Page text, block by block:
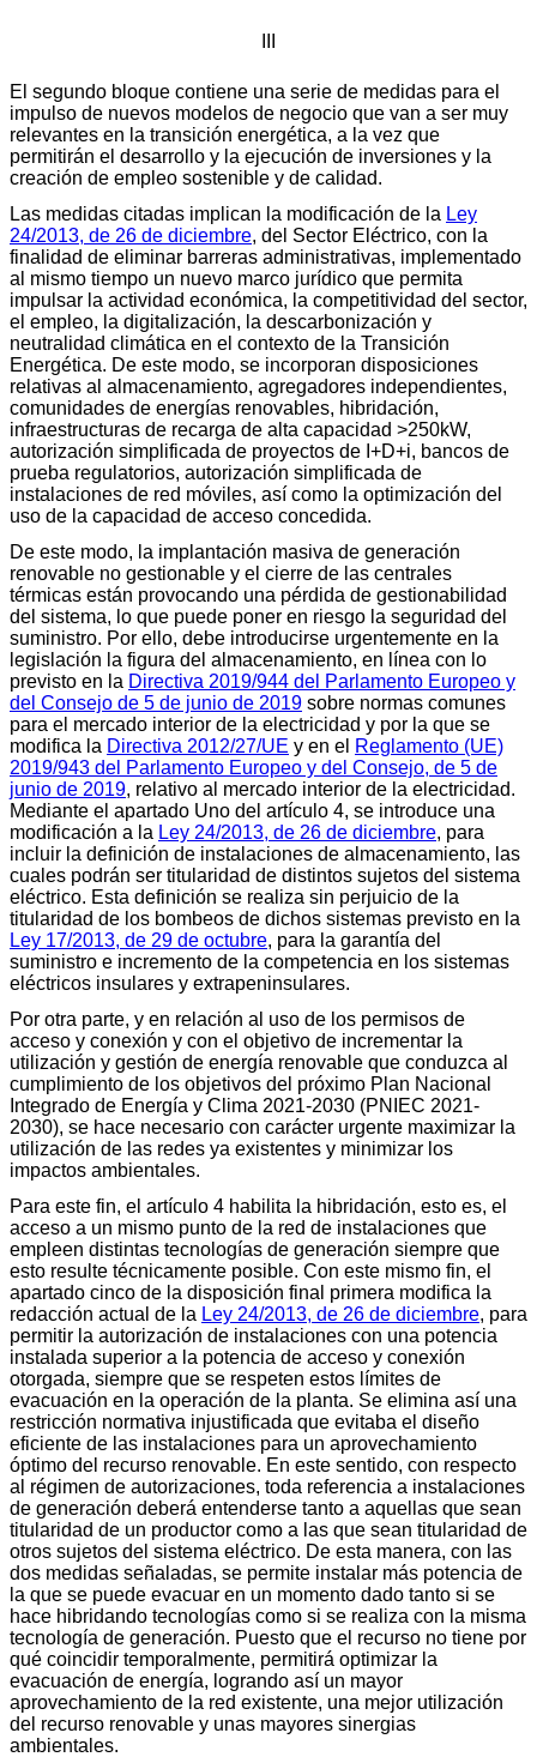
El segundo bloque contiene una serie de medidas para el
impulso de nuevos modelos de negocio que van a ser muy
relevantes en la transición energética, a la vez que
permitirán el desarrollo y la ejecución de inversiones y la
creación de empleo sostenible y de calidad.
Las medidas citadas implican la modificación de la Ley
24/2013, de 26 de diciembre, del Sector Eléctrico, con la
finalidad de eliminar barreras administrativas, implementado
al mismo tiempo un nuevo marco jurídico que permita
impulsar la actividad económica, la competitividad del sector,
el empleo, la digitalización, la descarbonización y
neutralidad climática en el contexto de la Transición
Energética. De este modo, se incorporan disposiciones
relativas al almacenamiento, agregadores independientes,
comunidades de energías renovables, hibridación,
infraestructuras de recarga de alta capacidad >250kW,
autorización simplificada de proyectos de I+D+i, bancos de
prueba regulatorios, autorización simplificada de
instalaciones de red móviles, así como la optimización del
uso de la capacidad de acceso concedida.
De este modo, la implantación masiva de generación
renovable no gestionable y el cierre de las centrales
térmicas están provocando una pérdida de gestionabilidad
del sistema, lo que puede poner en riesgo la seguridad del
suministro. Por ello, debe introducirse urgentemente en la
legislación la figura del almacenamiento, en línea con lo
previsto en la Directiva 2019/944 del Parlamento Europeo y
del Consejo de 5 de junio de 2019 sobre normas comunes
para el mercado interior de la electricidad y por la que se
modifica la Directiva 2012/27/UE y en el Reglamento (UE)
2019/943 del Parlamento Europeo y del Consejo, de 5 de
junio de 2019, relativo al mercado interior de la electricidad.
Mediante el apartado Uno del artículo 4, se introduce una
modificación a la Ley 24/2013, de 26 de diciembre, para
incluir la definición de instalaciones de almacenamiento, las
cuales podrán ser titularidad de distintos sujetos del sistema
eléctrico. Esta definición se realiza sin perjuicio de la
titularidad de los bombeos de dichos sistemas previsto en la
Ley 17/2013, de 29 de octubre, para la garantía del
suministro e incremento de la competencia en los sistemas
eléctricos insulares y extrapeninsulares.
Por otra parte, y en relación al uso de los permisos de
acceso y conexión y con el objetivo de incrementar la
utilización y gestión de energía renovable que conduzca al
cumplimiento de los objetivos del próximo Plan Nacional
Integrado de Energía y Clima 2021-2030 (PNIEC 2021-
2030), se hace necesario con carácter urgente maximizar la
utilización de las redes ya existentes y minimizar los
impactos ambientales.
Para este fin, el artículo 4 habilita la hibridación, esto es, el
acceso a un mismo punto de la red de instalaciones que
empleen distintas tecnologías de generación siempre que
esto resulte técnicamente posible. Con este mismo fin, el
apartado cinco de la disposición final primera modifica la
redacción actual de la Ley 24/2013, de 26 de diciembre, para
permitir la autorización de instalaciones con una potencia
instalada superior a la potencia de acceso y conexión
otorgada, siempre que se respeten estos límites de
evacuación en la operación de la planta. Se elimina así una
restricción normativa injustificada que evitaba el diseño
eficiente de las instalaciones para un aprovechamiento
óptimo del recurso renovable. En este sentido, con respecto
al régimen de autorizaciones, toda referencia a instalaciones
de generación deberá entenderse tanto a aquellas que sean
titularidad de un productor como a las que sean titularidad de
otros sujetos del sistema eléctrico. De esta manera, con las
dos medidas señaladas, se permite instalar más potencia de
la que se puede evacuar en un momento dado tanto si se
hace hibridando tecnologías como si se realiza con la misma
tecnología de generación. Puesto que el recurso no tiene por
qué coincidir temporalmente, permitirá optimizar la
evacuación de energía, logrando así un mayor
aprovechamiento de la red existente, una mejor utilización
del recurso renovable y unas mayores sinergias
ambientales.